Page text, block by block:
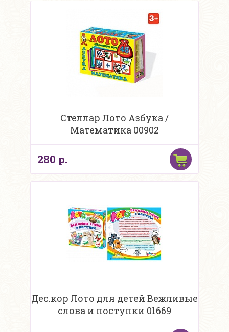
Стеллар Лото Азбука /
Математика 00902
280 р.
Дес.кор Лото для детей Вежливые
слова и поступки 01669